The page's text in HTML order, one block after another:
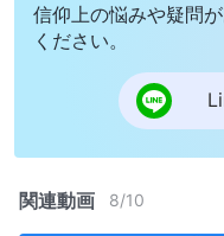
信仰上の悩みや疑問
ください。
関連動画 8/10